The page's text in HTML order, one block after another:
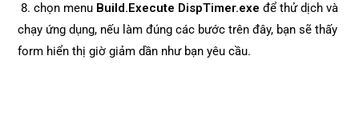
8. chọn menu Build.Execute DispTimer.exe để thử dịch và
chạy ứng dụng, nếu làm đúng các bước trên đây, bạn sẽ thấy
form hiển thị giờ giảm dần như bạn yêu cầu.